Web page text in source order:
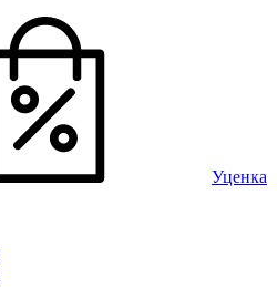
Уценка